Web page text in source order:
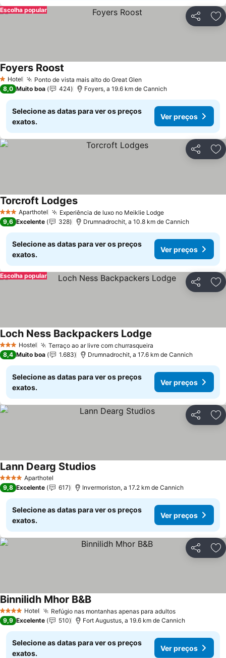
Partilhar
Escolha popular
1 Estrelas
Hotel Ponto de vista mais alto do Great Glen
Foyers Roost
8,0 Muito boa 424 Foyers, a 19.6 km de Cannich
Selecione as datas para ver os preços
exatos.
Ver preços
Partilhar
3 EstrelasAparthotel Experiência de luxo no Meiklie Lodge
Torcroft Lodges
9,6 Excelente 328 Drumnadrochit, a 10.8 km de Cannich
Selecione as datas para ver os preços
exatos.
Ver preços
Partilhar
Escolha popular
3 EstrelasHostel Terraço ao ar livre com churrasqueira
Loch Ness Backpackers Lodge
8,4 Muito boa 1.683 Drumnadrochit, a 17.6 km de Cannich
Selecione as datas para ver os preços
exatos.
Ver preços
Partilhar
4 EstrelasAparthotel
Lann Dearg Studios
9,8 Excelente 617 Invermoriston, a 17.2 km de Cannich
Selecione as datas para ver os preços
exatos.
Ver preços
Partilhar
4 EstrelasHotel Refúgio nas montanhas apenas para adultos
Binnilidh Mhor B&B
9,9 Excelente 510 Fort Augustus, a 19.6 km de Cannich
Selecione as datas para ver os preços
exatos.
Ver preços